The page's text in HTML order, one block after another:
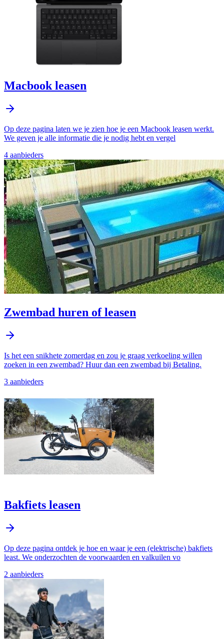
Macbook leasen
Op deze pagina laten we je zien hoe je een Macbook leasen werkt.
We geven je alle informatie die je nodig hebt en vergel
4 aanbieders
Zwembad huren of leasen
Is het een snikhete zomerdag en zou je graag verkoeling willen
zoeken in een zwembad? Huur dan een zwembad bij Betaling.
3 aanbieders
Bakfiets leasen
Op deze pagina ontdek je hoe en waar je een (elektrische) bakfiets
least. We onderzochten de voorwaarden en valkuilen vo
2 aanbieders